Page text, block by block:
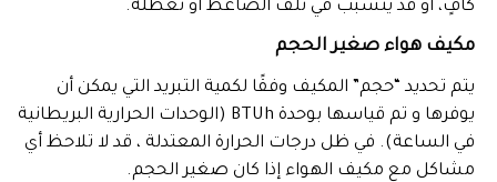
كافٍ، أو قد يتسبب في تلف الضاغط أو تعطله.
مكيف هواء صغير الحجم
يتم تحديد “حجم” المكيف وفقًا لكمية التبريد التي يمكن أن
يوفرها و تم قياسها بوحدة BTUh (الوحدات الحرارية البريطانية
في الساعة). في ظل درجات الحرارة المعتدلة ، قد لا تلاحظ أي
مشاكل مع مكيف الهواء إذا كان صغير الحجم.